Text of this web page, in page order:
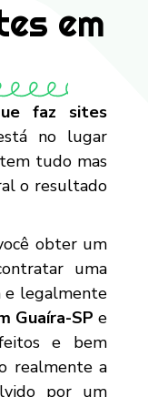
em
faz sites
no lugar
tudo mas
o resultado
obter um
uma
e legalmente
Guaíra-SP e
e bem
realmente a
por um